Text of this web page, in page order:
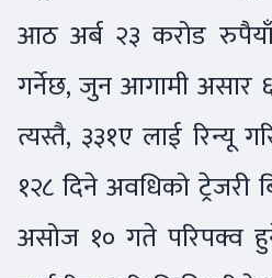
आठ अर्ब २३ करोड
गर्नेछ, जुन आगामी असार
त्यस्तै, ३३१ए लाई रिन्यू
१२८ दिने अवधिको
असोज १० गते परिपक्व